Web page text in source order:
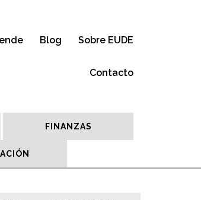
Blog Sobre EUDE
Contacto
FINANZAS